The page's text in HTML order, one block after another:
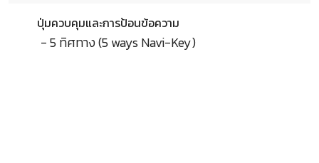
ปุ่มควบคุมและการป้อนข้อความ
- 5 ทิศทาง (5 ways Navi-Key)